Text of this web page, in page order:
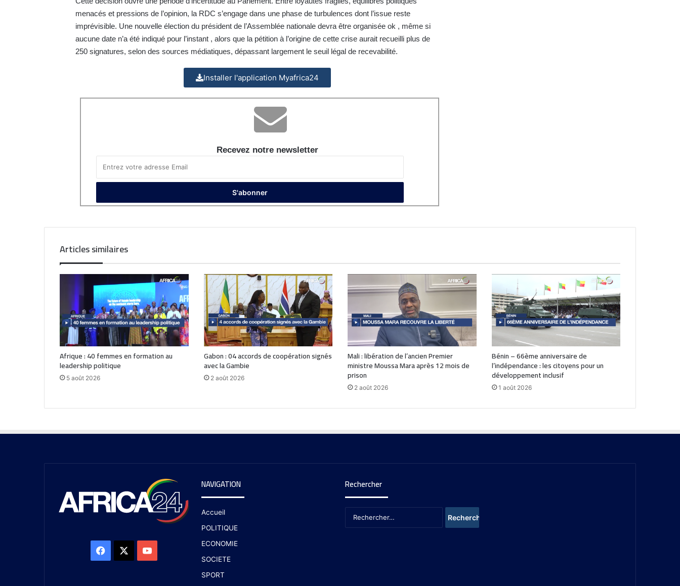
menacés et pressions de l’opinion, la RDC s’engage dans une phase de turbulences dont l’issue reste
imprévisible. Une nouvelle élection du président de l’Assemblée nationale devra être organisée ok , même si
aucune date n’a été indiqué pour l’instant , alors que la pétition à l’origine de cette crise aurait recueilli plus de
250 signatures, selon des sources médiatiques, dépassant largement le seuil légal de recevabilité.
Installer l'application Myafrica24
Recevez notre newsletter
Articles similaires
Afrique : 40 femmes en formation au
leadership politique
5 août 2026
Gabon : 04 accords de coopération signés
avec la Gambie
2 août 2026
Mali : libération de l’ancien Premier
ministre Moussa Mara après 12 mois de
prison
2 août 2026
Bénin – 66ème anniversaire de
l’indépendance : les citoyens pour un
développement inclusif
1 août 2026
NAVIGATION
Accueil
POLITIQUE
ECONOMIE
SOCIETE
SPORT
Rechercher